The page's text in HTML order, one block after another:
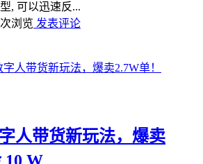
, 可以迅速反...
浏览 发表评论
人带货新玩法，爆卖